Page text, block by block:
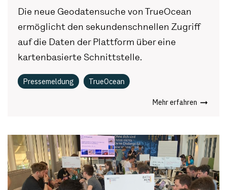
Die neue Geodatensuche von TrueOcean
ermöglicht den sekundenschnellen Zugriff
auf die Daten der Plattform über eine
kartenbasierte Schnittstelle.
Pressemeldung TrueOcean
Mehr erfahren